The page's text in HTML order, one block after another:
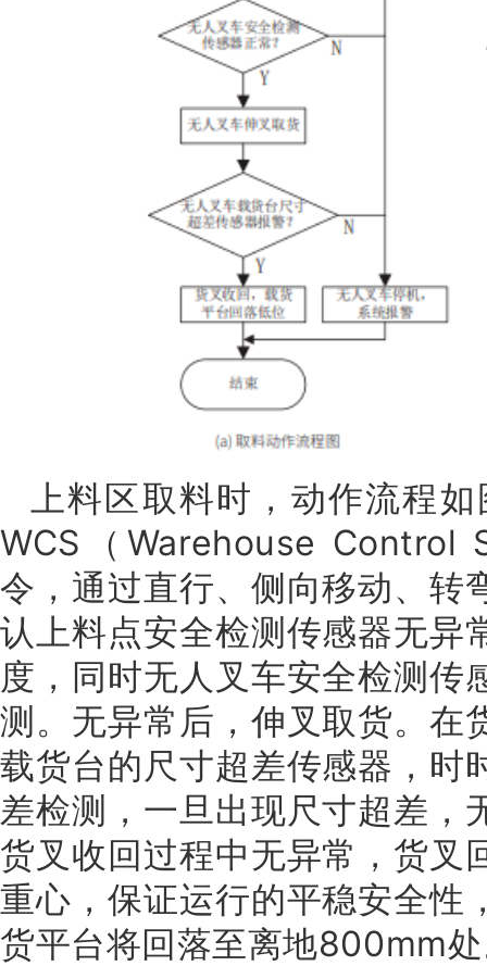
上料区取料时，动作流程
WCS（Warehouse
令，通过直行、侧向移动、转
认上料点安全检测传感器无异
度，同时无人叉车安全检测传
测。无异常后，伸叉取货。在
载货台的尺寸超差传感器，时
差检测，一旦出现尺寸超差，
货叉收回过程中无异常，货叉
重心，保证运行的平稳安全性
货平台将回落至离地800mm